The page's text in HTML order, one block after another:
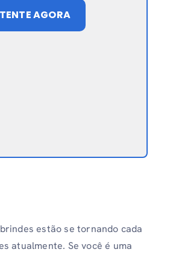
TENTE AGORA
estão se tornando cada
atualmente. Se você é uma